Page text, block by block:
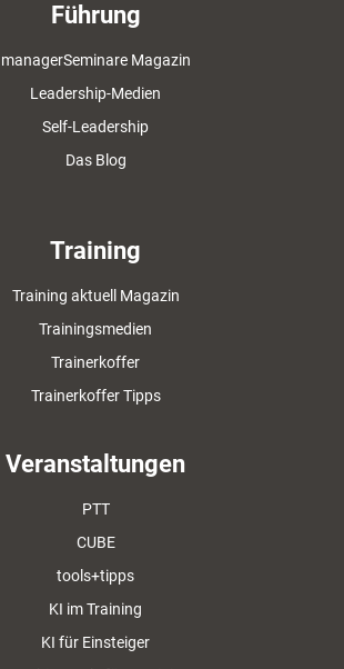
Führung
managerSeminare Magazin
Leadership-Medien
Self-Leadership
Das Blog
Training
Training aktuell Magazin
Trainingsmedien
Trainerkoffer
Trainerkoffer Tipps
Veranstaltungen
PTT
CUBE
tools+tipps
KI im Training
KI für Einsteiger